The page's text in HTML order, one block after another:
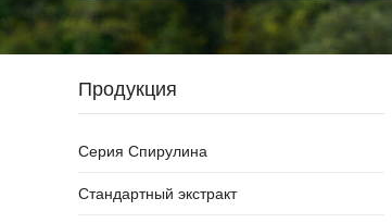
Продукция
Серия Спирулина
Стандартный экстракт